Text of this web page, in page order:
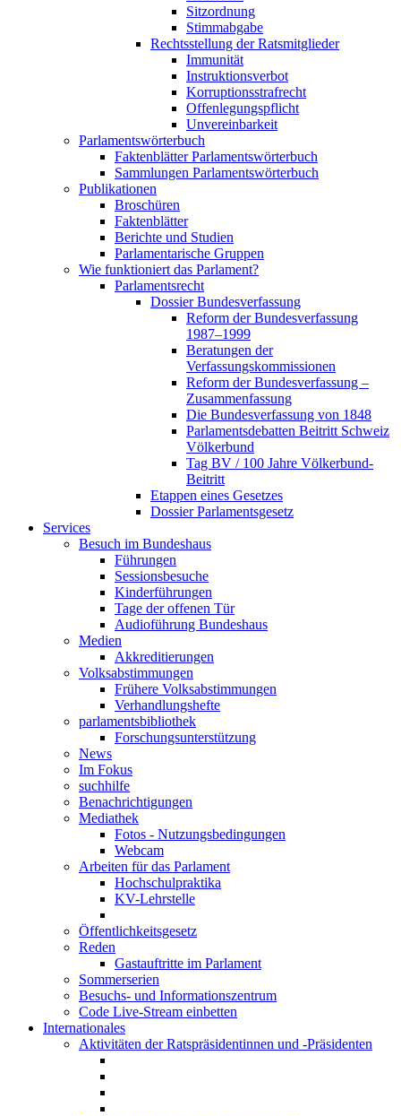
Sitzordnung
Stimmabgabe
Rechtsstellung der Ratsmitglieder
Immunität
Instruktionsverbot
Korruptionsstrafrecht
Offenlegungspflicht
Unvereinbarkeit
Parlamentswörterbuch
Faktenblätter Parlamentswörterbuch
Sammlungen Parlamentswörterbuch
Publikationen
Broschüren
Faktenblätter
Berichte und Studien
Parlamentarische Gruppen
Wie funktioniert das Parlament?
Parlamentsrecht
Dossier Bundesverfassung
Reform der Bundesverfassung
1987–1999
Beratungen der
Verfassungskommissionen
Reform der Bundesverfassung –
Zusammenfassung
Die Bundesverfassung von 1848
Parlamentsdebatten Beitritt Schweiz
Völkerbund
Tag BV / 100 Jahre Völkerbund-
Beitritt
Etappen eines Gesetzes
Dossier Parlamentsgesetz
Services
Besuch im Bundeshaus
Führungen
Sessionsbesuche
Kinderführungen
Tage der offenen Tür
Audioführung Bundeshaus
Medien
Akkreditierungen
Volksabstimmungen
Frühere Volksabstimmungen
Verhandlungshefte
parlamentsbibliothek
Forschungsunterstützung
News
Im Fokus
suchhilfe
Benachrichtigungen
Mediathek
Fotos - Nutzungsbedingungen
Webcam
Arbeiten für das Parlament
Hochschulpraktika
KV-Lehrstelle
Öffentlichkeitsgesetz
Reden
Gastauftritte im Parlament
Sommerserien
Besuchs- und Informationszentrum
Code Live-Stream einbetten
Internationales
Aktivitäten der Ratspräsidentinnen und -Präsidenten